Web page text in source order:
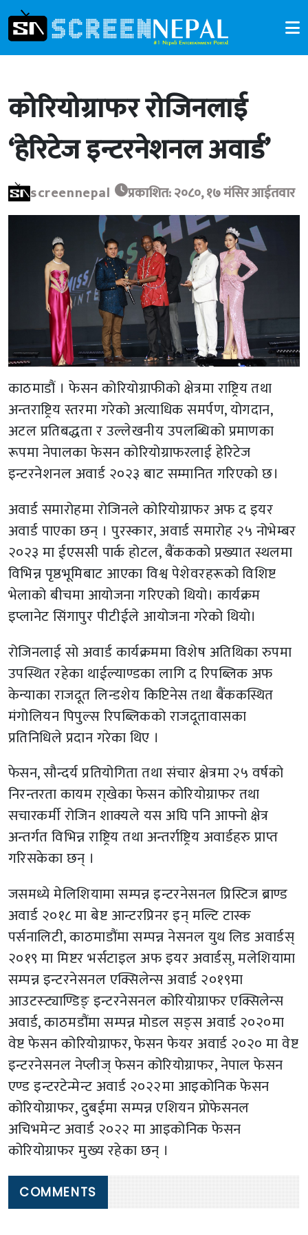
कोरियोग्राफर रोजिनलाई
‘हेरिटेज इन्टरनेशनल अवार्ड’
screennepal प्रकाशित: २०८०, १७ मंसिर आईतवार
काठमाडौं । फेसन कोरियोग्राफीको क्षेत्रमा राष्ट्रिय तथा
अन्तराष्ट्रिय स्तरमा गरेको अत्याधिक समर्पण, योगदान,
अटल प्रतिबद्धता र उल्लेखनीय उपलब्धिको प्रमाणका
रूपमा नेपालका फेसन कोरियोग्राफरलाई हेरिटेज
इन्टरनेशनल अवार्ड २०२३ बाट सम्मानित गरिएको छ।
अवार्ड समारोहमा रोजिनले कोरियोग्राफर अफ द इयर
अवार्ड पाएका छन् । पुरस्कार, अवार्ड समारोह २५ नोभेम्बर
२०२३ मा ईएससी पार्क होटल, बैंककको प्रख्यात स्थलमा
विभिन्न पृष्ठभूमिबाट आएका विश्व पेशेवरहरूको विशिष्ट
भेलाको बीचमा आयोजना गरिएको थियो। कार्यक्रम
इप्लानेट सिंगापुर पीटीईले आयोजना गरेको थियो।
रोजिनलाई सो अवार्ड कार्यक्रममा विशेष अतिथिका रुपमा
उपस्थित रहेका थाईल्याण्डका लागि द रिपब्लिक अफ
केन्याका राजदूत लिन्डशेय किप्टिनेस तथा बैंककस्थित
मंगोलियन पिपुल्स रिपब्लिकको राजदूतावासका
प्रतिनिधिले प्रदान गरेका थिए ।
फेसन, सौन्दर्य प्रतियोगिता तथा संचार क्षेत्रमा २५ वर्षको
निरन्तरता कायम रा्खेका फेसन कोरियोग्राफर तथा
सचारकर्मी रोजिन शाक्यले यस अघि पनि आफ्नो क्षेत्र
अन्तर्गत विभिन्न राष्ट्रिय तथा अन्तर्राष्ट्रिय अवार्डहरु प्राप्त
गरिसकेका छन् ।
जसमध्ये मेलिशियामा सम्पन्न इन्टरनेसनल प्रिस्टिज ब्राण्ड
अवार्ड २०१८ मा बेष्ट आन्टरप्रिनर इन् मल्टि टास्क
पर्सनालिटी, काठमाडौंमा सम्पन्न नेसनल युथ लिड अवार्डस्
२०१९ मा मिष्टर भर्सटाइल अफ इयर अवार्डस्, मलेशियामा
सम्पन्न इन्टरनेसनल एक्सिलेन्स अवार्ड २०१९मा
आउटस्ट्याण्डिङ् इन्टरनेसनल कोरियोग्राफर एक्सिलेन्स
अवार्ड, काठमडौंमा सम्पन्न मोडल सङ्स अवार्ड २०२०मा
वेष्ट फेसन कोरियोग्राफर, फेसन फेयर अवार्ड २०२० मा वेष्ट
इन्टरनेसनल नेप्लीज् फेसन कोरियोग्राफर, नेपाल फेसन
एण्ड इन्टरटेन्मेन्ट अवार्ड २०२२मा आइकोनिक फेसन
कोरियोग्राफर, दुबईमा सम्पन्न एशियन प्रोफेसनल
अचिभमेन्ट अवार्ड २०२२ मा आइकोनिक फेसन
कोरियोग्राफर मुख्य रहेका छन् ।
COMMENTS